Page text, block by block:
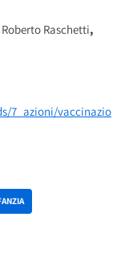
Raschetti,
7_azioni/vaccinazio